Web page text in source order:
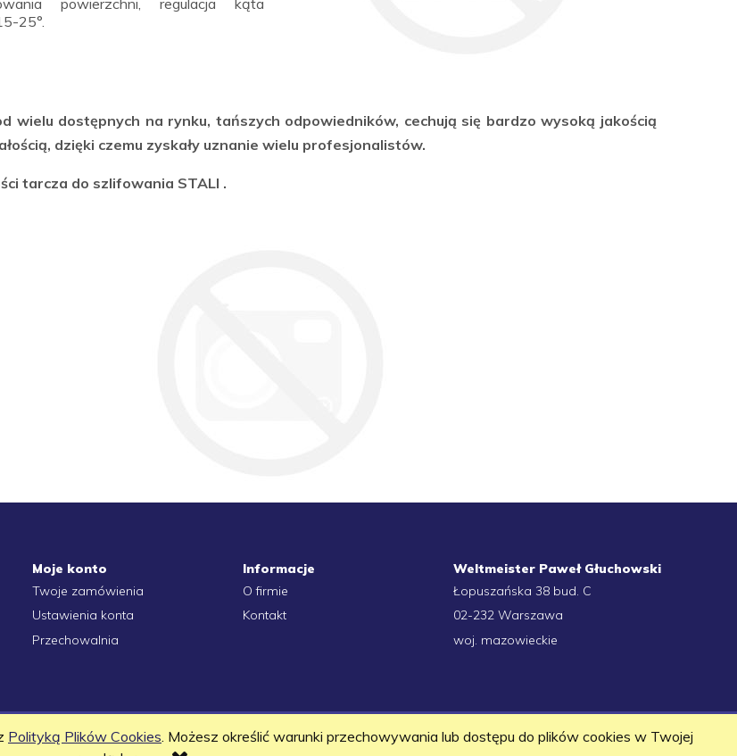
Polityką Plików Cookies. Możesz określić warunki przechowywania lub dostępu do plików cookies w Twojej
25°.
wielu dostępnych na rynku, tańszych odpowiedników, cechują się bardzo wysoką jakością
dzięki czemu zyskały uznanie wielu profesjonalistów.
tarcza do szlifowania STALI .
Moje konto
Twoje zamówienia
Ustawienia konta
Przechowalnia
Informacje
O firmie
Kontakt
Weltmeister Paweł Głuchowski
Łopuszańska 38 bud. C
02-232 Warszawa
woj. mazowieckie
CopyrightsWeltmeister 2020